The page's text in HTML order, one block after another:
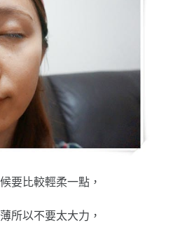
要比較輕柔一點，
所以不要太大力，